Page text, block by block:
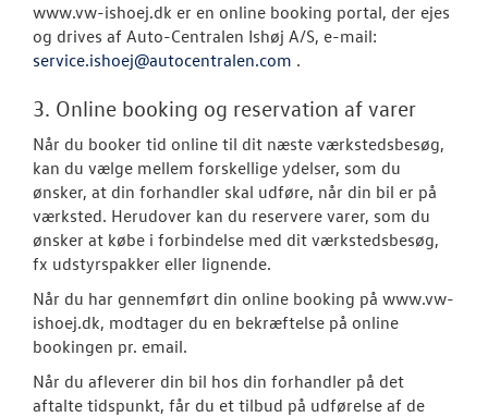
www.vw-ishoej.dk er en online booking portal, der ejes
og drives af Auto-Centralen Ishøj A/S, e-mail:
service.ishoej@autocentralen.com .
3. Online booking og reservation af varer
Når du booker tid online til dit næste værkstedsbesøg,
kan du vælge mellem forskellige ydelser, som du
ønsker, at din forhandler skal udføre, når din bil er på
værksted. Herudover kan du reservere varer, som du
ønsker at købe i forbindelse med dit værkstedsbesøg,
fx udstyrspakker eller lignende.
Når du har gennemført din online booking på www.vw-
ishoej.dk, modtager du en bekræftelse på online
bookingen pr. email.
Når du afleverer din bil hos din forhandler på det
aftalte tidspunkt, får du et tilbud på udførelse af de